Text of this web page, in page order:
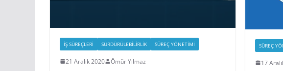
İŞ SÜREÇLERI SÜRDÜRÜLEBILIRLIK SÜREÇ YÖNETIMI
21 Aralık 2020 Ömür Yılmaz
SÜREÇ
17